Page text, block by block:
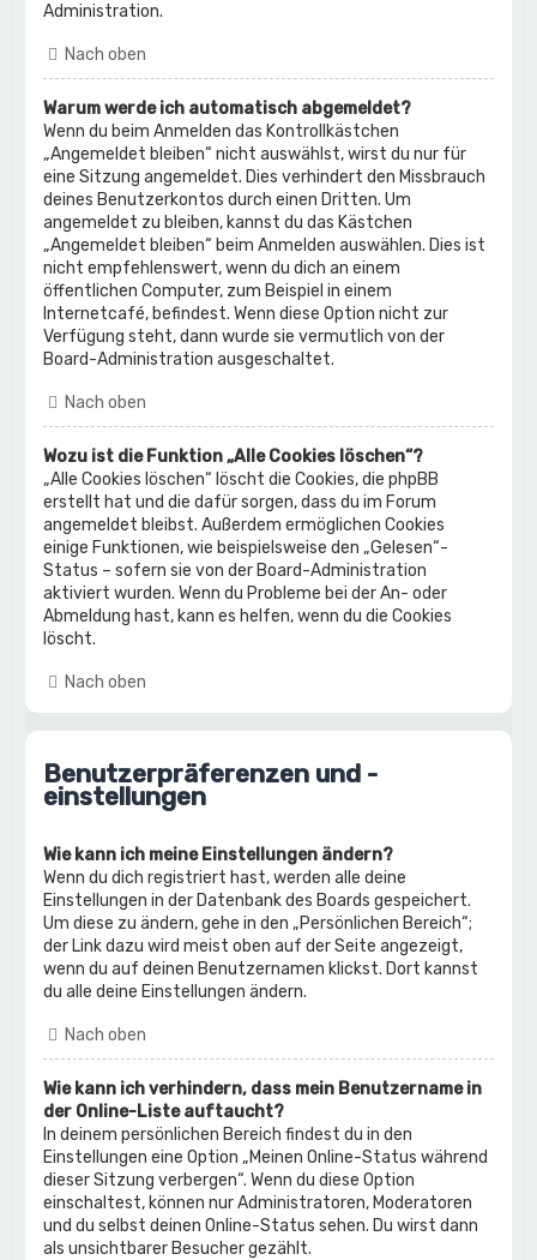
Administration.
Nach oben
Warum werde ich automatisch abgemeldet?
Wenn du beim Anmelden das Kontrollkästchen
„Angemeldet bleiben“ nicht auswählst, wirst du nur für
eine Sitzung angemeldet. Dies verhindert den Missbrauch
deines Benutzerkontos durch einen Dritten. Um
angemeldet zu bleiben, kannst du das Kästchen
„Angemeldet bleiben“ beim Anmelden auswählen. Dies ist
nicht empfehlenswert, wenn du dich an einem
öffentlichen Computer, zum Beispiel in einem
Internetcafé, befindest. Wenn diese Option nicht zur
Verfügung steht, dann wurde sie vermutlich von der
Board-Administration ausgeschaltet.
Nach oben
Wozu ist die Funktion „Alle Cookies löschen“?
„Alle Cookies löschen“ löscht die Cookies, die phpBB
erstellt hat und die dafür sorgen, dass du im Forum
angemeldet bleibst. Außerdem ermöglichen Cookies
einige Funktionen, wie beispielsweise den „Gelesen“-
Status – sofern sie von der Board-Administration
aktiviert wurden. Wenn du Probleme bei der An- oder
Abmeldung hast, kann es helfen, wenn du die Cookies
löscht.
Nach oben
Benutzerpräferenzen und -
einstellungen
Wie kann ich meine Einstellungen ändern?
Wenn du dich registriert hast, werden alle deine
Einstellungen in der Datenbank des Boards gespeichert.
Um diese zu ändern, gehe in den „Persönlichen Bereich“;
der Link dazu wird meist oben auf der Seite angezeigt,
wenn du auf deinen Benutzernamen klickst. Dort kannst
du alle deine Einstellungen ändern.
Nach oben
Wie kann ich verhindern, dass mein Benutzername in
der Online-Liste auftaucht?
In deinem persönlichen Bereich findest du in den
Einstellungen eine Option „Meinen Online-Status während
dieser Sitzung verbergen“. Wenn du diese Option
einschaltest, können nur Administratoren, Moderatoren
und du selbst deinen Online-Status sehen. Du wirst dann
als unsichtbarer Besucher gezählt.